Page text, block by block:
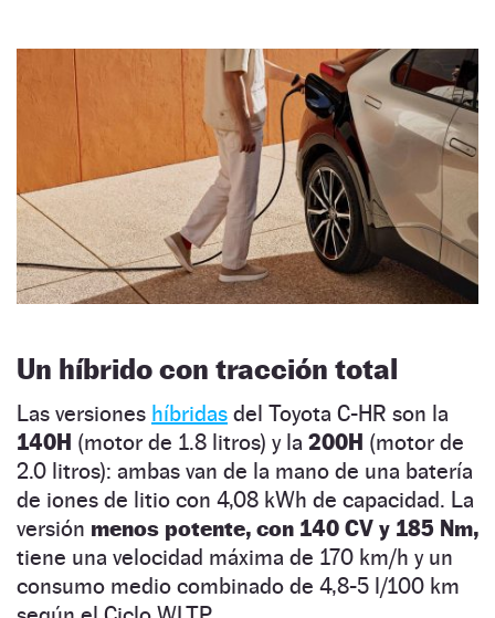
Un híbrido con tracción total
Las versiones híbridas del Toyota C-HR son la
140H (motor de 1.8 litros) y la 200H (motor de
2.0 litros): ambas van de la mano de una batería
de iones de litio con 4,08 kWh de capacidad. La
versión menos potente, con 140 CV y 185 Nm,
tiene una velocidad máxima de 170 km/h y un
consumo medio combinado de 4,8-5 l/100 km